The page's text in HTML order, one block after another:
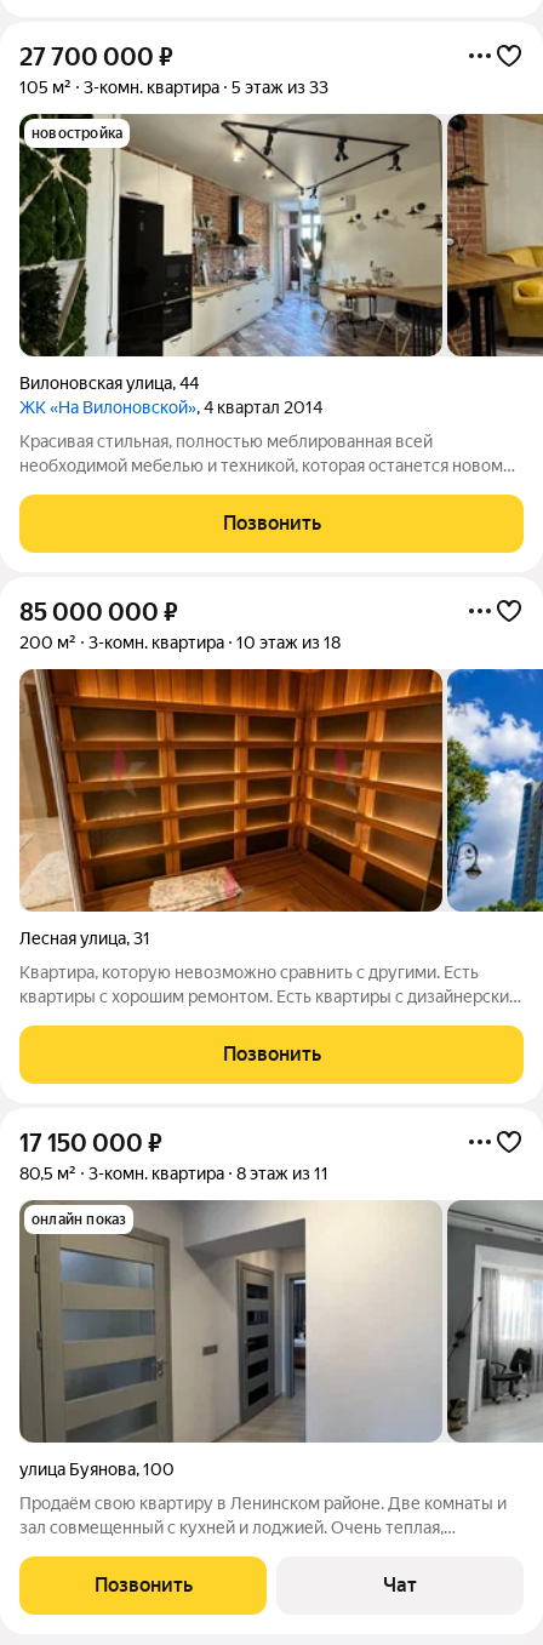
27 700 000 ₽
105 м² 3-комн. квартира 5 этаж из 33
новостройка
Вилоновская улица,44
ЖК «На Вилоновской», 4 квартал 2014
Красивая стильная, полностью меблированная всей
необходимой мебелью и техникой, которая останется новому
встроенной техникой (холодильник, варочная панель, духовой
шкаф, посудомойка, вытяжка).
Позвонить
85 000 000 ₽
200 м² 3-комн. квартира 10 этаж из 18
Лесная улица,31
Квартира, которую невозможно сравнить с другими. Есть
квартиры с хорошим ремонтом. Есть квартиры с дизайнерским
жизни без компромиссов. Именно такой является эта
квартира. 200 кв.м безупречного
Позвонить
17 150 000 ₽
80,5 м² 3-комн. квартира 8 этаж из 11
онлайн показ
улица Буянова,100
Продаём свою квартиру в Ленинском районе. Две комнаты и
зал совмещенный с кухней и лоджией. Очень теплая,
экономили. Дорогая кухня, каменная столешница,
посудомойка и холодильник встроенные и т.д..
Позвонить Чат